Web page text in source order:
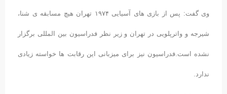
وی گفت: پس از بازی های آسیایی ۱۹۷۴ تهران هیچ مسابقه ی شنا،
شیرجه و واترپلویی در تهران و زیر نظر فدراسیون بین المللی برگزار
نشده است.فدراسیون نیز برای میزبانی این رقابت ها خواسته زیادی
ندارد.